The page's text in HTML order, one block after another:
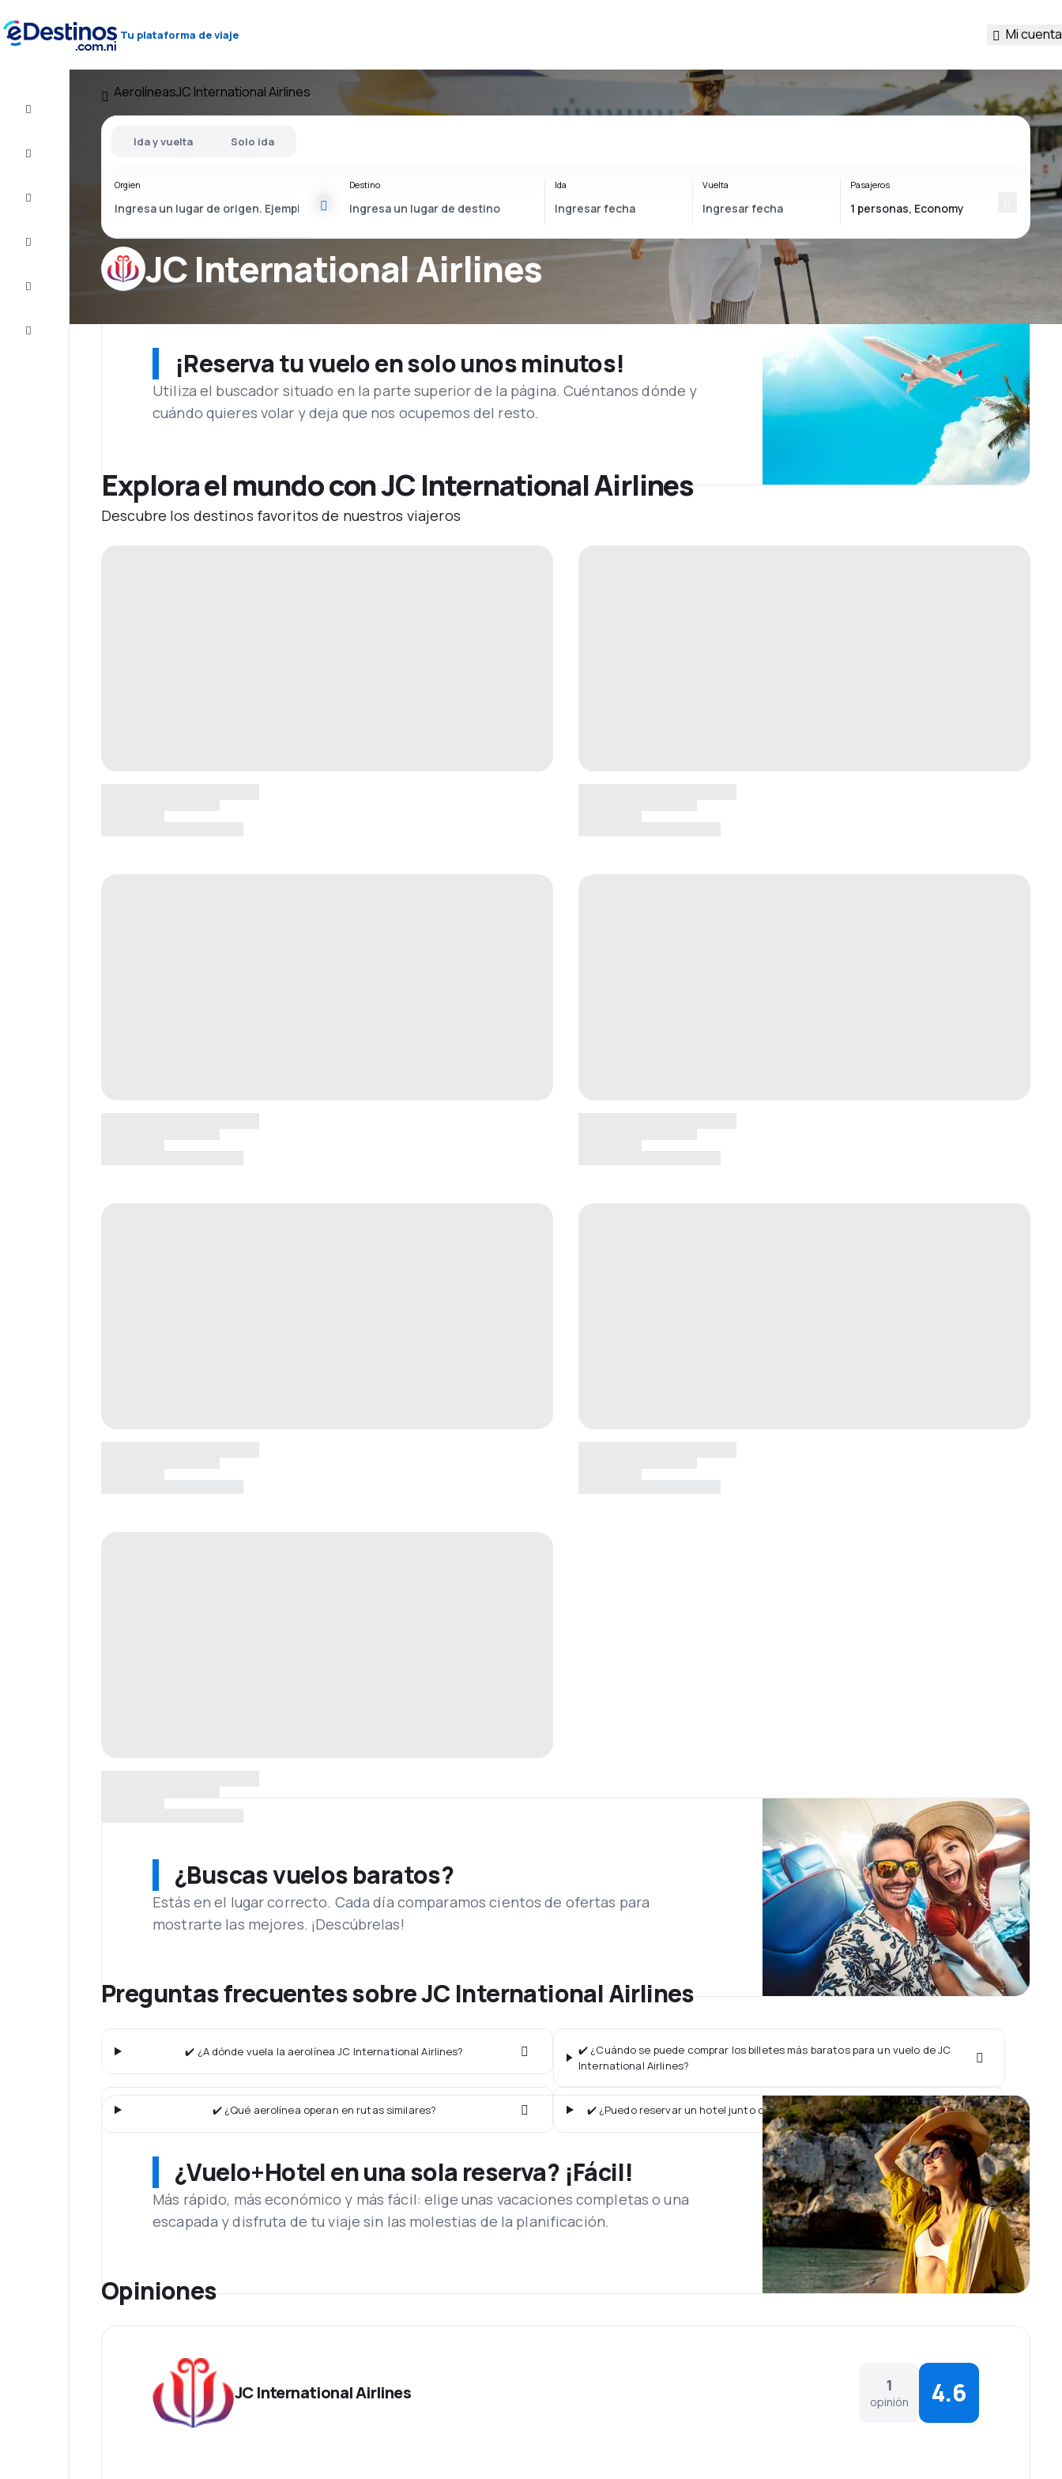
Tu plataforma de viaje Mi cuenta
Atención
AerolíneasJC International Airlines
JC International Airlines
Ida y vuelta Solo ida
Orgien Destino Ida Vuelta Pasajeros
¡Reserva tu vuelo en solo unos minutos!
Utiliza el buscador situado en la parte superior de la página. Cuéntanos dónde y
cuándo quieres volar y deja que nos ocupemos del resto.
Explora el mundo con JC International Airlines
Descubre los destinos favoritos de nuestros viajeros
¿Buscas vuelos baratos?
Estás en el lugar correcto. Cada día comparamos cientos de ofertas para
mostrarte las mejores. ¡Descúbrelas!
Preguntas frecuentes sobre JC International Airlines
✔️ ¿A dónde vuela la aerolínea JC International Airlines?
✔️ ¿Cuándo se puede comprar los billetes más baratos para un vuelo de JC
International Airlines?
✔️ ¿Qué aerolínea operan en rutas similares? ✔️ ¿Puedo reservar un hotel junto con un vuelo de JC International Airlines?
¿Vuelo+Hotel en una sola reserva? ¡Fácil!
Más rápido, más económico y más fácil: elige unas vacaciones completas o una
escapada y disfruta de tu viaje sin las molestias de la planificación.
Opiniones
JC International Airlines 1
opinión 4.6